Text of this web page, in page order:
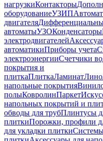
нагрузкиКонтакторы
оборудованиеУЗИП
двигателя
автоматыУЗОКонденсаторы
электродвигателей
автоматикиПриборы учета
электроэнергииСчетчики
покрытия и
плиткаПлиткаЛаминат
напольные покрытия
полыКовролинПаркет
напольных покрытий и
обводы для трубПлинтусы
плиткиПорожки, профили
для укладки плитки